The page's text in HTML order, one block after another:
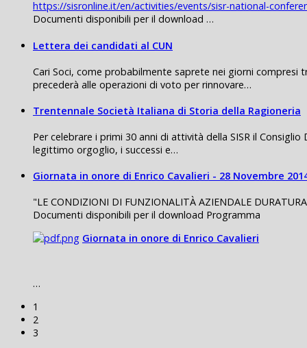
https://sisronline.it/en/activities/events/sisr-national-
Documenti disponibili per il download …
Lettera dei candidati al CUN
Cari Soci, come probabilmente saprete nei giorni compresi
precederà alle operazioni di voto per rinnovare…
Trentennale Società Italiana di Storia della Ragioneria
Per celebrare i primi 30 anni di attività della SISR il
legittimo orgoglio, i successi e…
Giornata in onore di Enrico Cavalieri - 28 Novembre
"LE CONDIZIONI DI FUNZIONALITÀ AZIENDALE
Documenti disponibili per il download Programma
Giornata in onore di Enrico Cavalieri
…
1
2
3